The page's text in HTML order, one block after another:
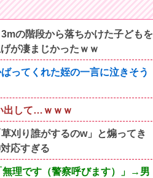
の階段から落ちかけた子どもを
が凄まじかったｗｗ
ってくれた姪の一言に泣きそう
出して…ｗｗｗ
刈り誰がするのw」と煽ってき
応すぎる
理です（警察呼びます）」→男